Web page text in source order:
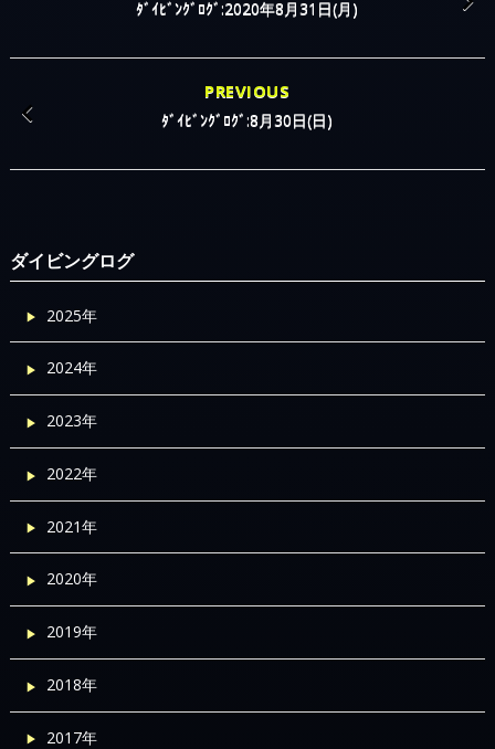
ﾀﾞｲﾋﾞﾝｸﾞﾛｸﾞ:2020年8月31日(月)
PREVIOUS
ﾀﾞｲﾋﾞﾝｸﾞﾛｸﾞ:8月30日(日)
ダイビングログ
2025年
2024年
2023年
2022年
2021年
2020年
2019年
2018年
2017年